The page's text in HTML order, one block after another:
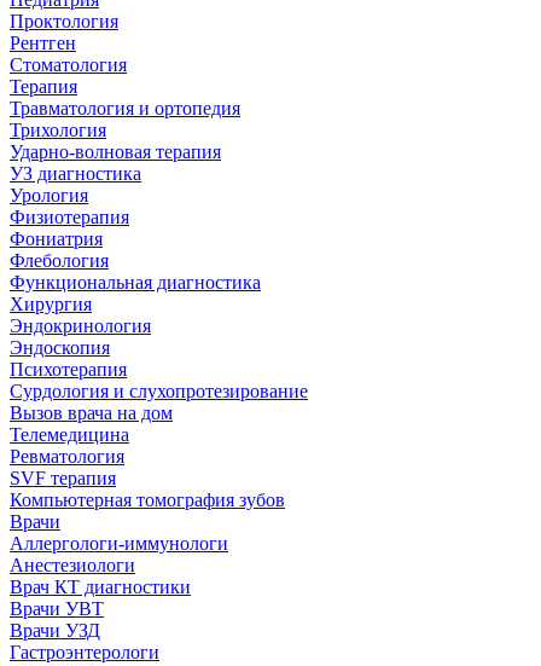
Проктология
Рентген
Стоматология
Терапия
Травматология и ортопедия
Трихология
Ударно-волновая терапия
УЗ диагностика
Урология
Физиотерапия
Фониатрия
Флебология
Функциональная диагностика
Хирургия
Эндокринология
Эндоскопия
Психотерапия
Сурдология и слухопротезирование
Вызов врача на дом
Телемедицина
Ревматология
SVF терапия
Компьютерная томография зубов
Врачи
Аллергологи-иммунологи
Анестезиологи
Врач КТ диагностики
Врачи УВТ
Врачи УЗД
Гастроэнтерологи